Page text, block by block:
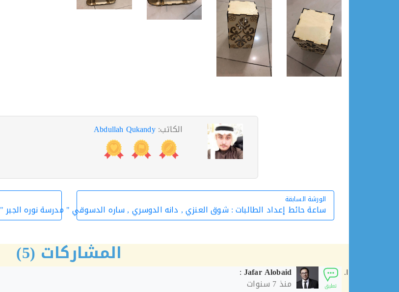
الكاتب:Abdullah Qukandy
الورشة السابقة
الورشة السابقة
ساعة حائط إعداد الطالبات : شوق العنزي , دانه الدوسري , ساره الدسوقي " مدرسة نوره الجبر "
المشاركات (5)
تعليق
Jafar Alobaid
:
منذ 7 سنوات